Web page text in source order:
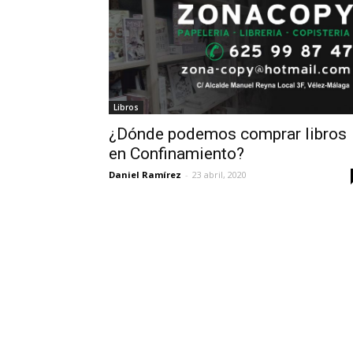
Libros
¿Dónde podemos comprar libros
en Confinamiento?
Daniel Ramírez - 23 abril, 2020